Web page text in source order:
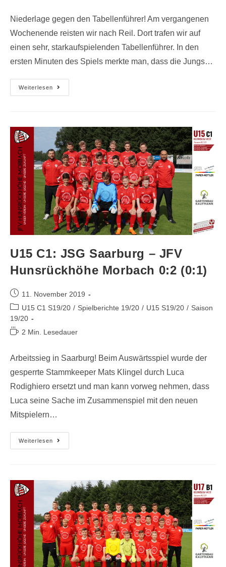
Niederlage gegen den Tabellenführer! Am vergangenen
Wochenende reisten wir nach Reil. Dort trafen wir auf
einen sehr, starkaufspielenden Tabellenführer. In den
ersten Minuten des Spiels merkte man, dass die Jungs…
Weiterlesen
U15 C1: JSG Saarburg – JFV
Hunsrückhöhe Morbach 0:2 (0:1)
11. November 2019
U15 C1 S19/20 / Spielberichte 19/20 / U15 S19/20 / Saison
19/20
2 Min. Lesedauer
Arbeitssieg in Saarburg! Beim Auswärtsspiel wurde der
gesperrte Stammkeeper Mats Klingel durch Luca
Rodighiero ersetzt und man kann vorweg nehmen, dass
Luca seine Sache im Zusammenspiel mit den neuen
Mitspielern…
Weiterlesen